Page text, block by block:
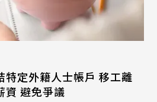
特定外籍人士帳戶 移工離
資 避免爭議